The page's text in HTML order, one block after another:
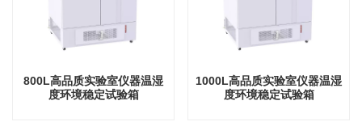
800L高品质实验室仪器温湿
度环境稳定试验箱
1000L高品质实验室仪器温湿
度环境稳定试验箱